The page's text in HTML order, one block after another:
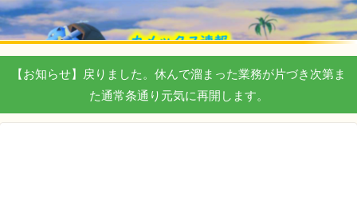
【お知らせ】戻りました。休んで溜まった業務が片づき次第ま
た通常条通り元気に再開します。